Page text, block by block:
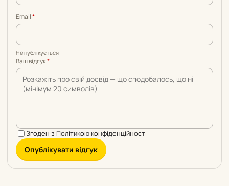
Email*
Не публікується
Ваш відгук*
Згоден з Політикою конфіденційності
Опублікувати відгук